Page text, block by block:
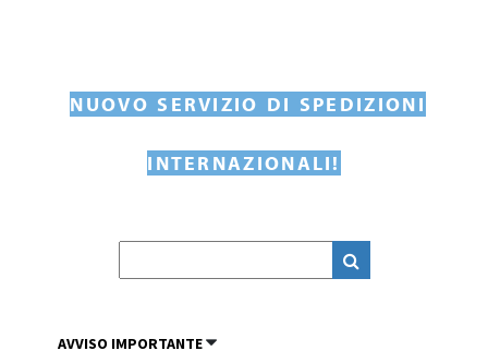
NUOVO SERVIZIO DI SPEDIZIONI
INTERNAZIONALI!
AVVISO IMPORTANTE